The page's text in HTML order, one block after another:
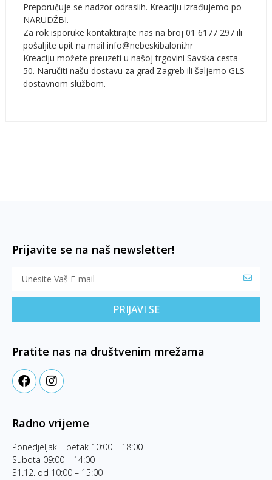
Preporučuje se nadzor odraslih. Kreaciju izrađujemo po
NARUDŽBI.
Za rok isporuke kontaktirajte nas na broj 01 6177 297 ili
pošaljite upit na mail info@nebeskibaloni.hr
Kreaciju možete preuzeti u našoj trgovini Savska cesta
50. Naručiti našu dostavu za grad Zagreb ili šaljemo GLS
dostavnom službom.
Prijavite se na naš newsletter!
PRIJAVI SE
Pratite nas na društvenim mrežama
Radno vrijeme
Ponedjeljak – petak 10:00 – 18:00
Subota 09:00 – 14:00
31.12. od 10:00 – 15:00